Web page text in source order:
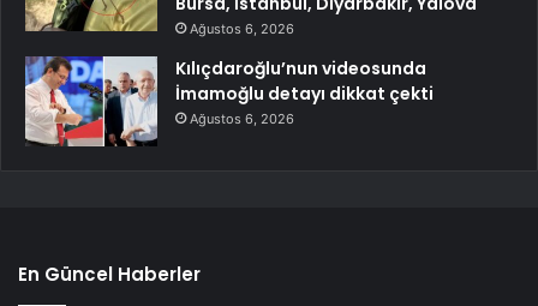
Ağustos 6, 2026
Kılıçdaroğlu’nun videosunda
İmamoğlu detayı dikkat çekti
Ağustos 6, 2026
En Güncel Haberler